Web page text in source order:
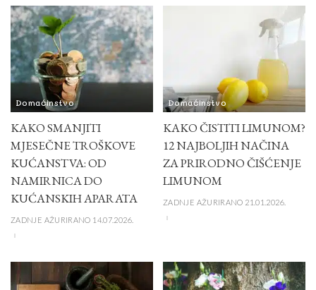
Domaćinstvo
KAKO SMANJITI
MJESEČNE TROŠKOVE
KUĆANSTVA: OD
NAMIRNICA DO
KUĆANSKIH APARATA
ZADNJE AŽURIRANO 14.07.2026.
Domaćinstvo
KAKO ČISTITI LIMUNOM?
12 NAJBOLJIH NAČINA
ZA PRIRODNO ČIŠĆENJE
LIMUNOM
ZADNJE AŽURIRANO 21.01.2026.